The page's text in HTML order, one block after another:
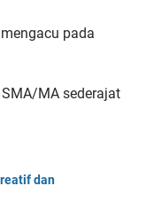
pada
MA sederajat
dan